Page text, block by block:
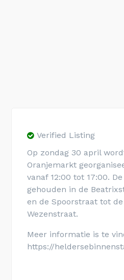
Verified Listing
Op zondag 30 april
Oranjemarkt
vanaf 12:00 tot 17:00.
gehouden in de
en de Spoorstraat tot
Wezenstraat.
Meer informatie is te
https://